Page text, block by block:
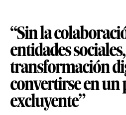
“Sin la
entidades
transformación
convertirse en un
excluyente”